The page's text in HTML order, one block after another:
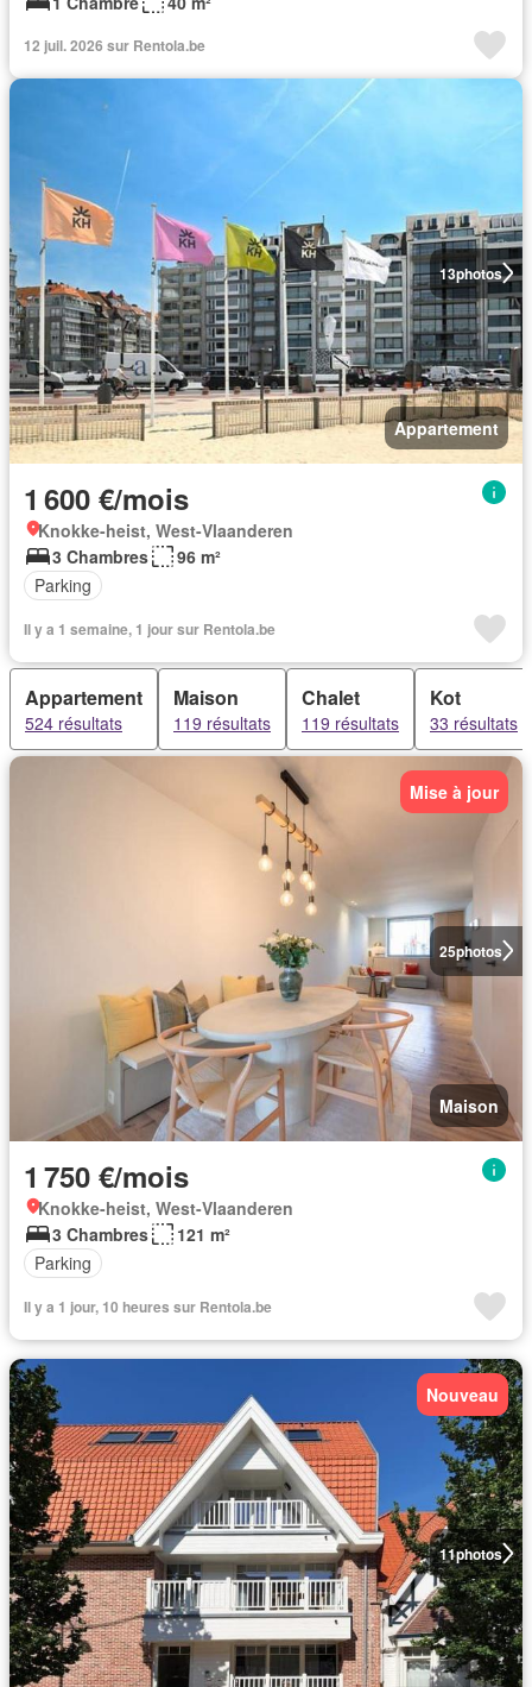
12 juil. 2026 sur Rentola.be
13photos
Appartement
1 600 €/mois
Knokke-heist, West-Vlaanderen
3 Chambres
96 m²
Parking
Il y a 1 semaine, 1 jour sur Rentola.be
Appartement
524 résultats
Maison
119 résultats
Chalet
119 résultats
Kot
33 résultats
25photos
Mise à jour
Maison
1 750 €/mois
Knokke-heist, West-Vlaanderen
3 Chambres
121 m²
Parking
Il y a 1 jour, 10 heures sur Rentola.be
11photos
Nouveau